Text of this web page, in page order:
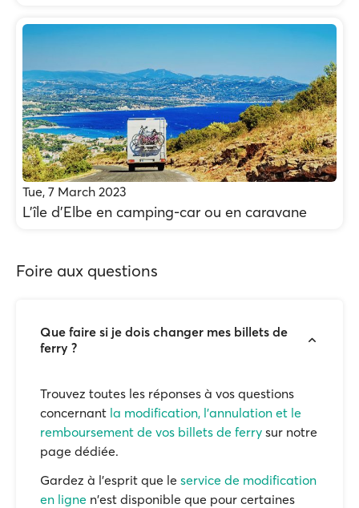
Tue, 7 March 2023
L’île d’Elbe en camping-car ou en caravane
Foire aux questions
Que faire si je dois changer mes billets de
ferry ?
Trouvez toutes les réponses à vos questions
concernant la modification, l'annulation et le
remboursement de vos billets de ferry sur notre
page dédiée.
Gardez à l'esprit que le service de modification
en ligne n'est disponible que pour certaines